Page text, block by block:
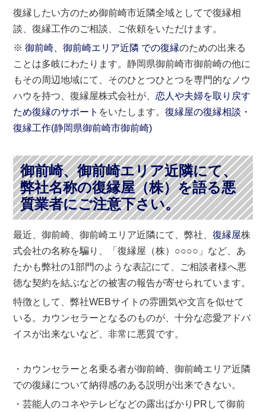
復縁したい方のため御前崎市近隣全域としてで復縁相
談、復縁工作のご相談、ご依頼をいただけます。
※御前崎、御前崎エリア近隣 での復縁のための出来る
ことは多岐にわたります。静岡県御前崎市御前崎の他に
もその周辺地域にて、そのひとつひとつを専門的なノウ
ハウを持つ、復縁屋株式会社が、恋人や夫婦を取り戻す
ため復縁のサポート をいたします。復縁屋の復縁相談・
復縁工作(静岡県御前崎市御前崎)
御前崎、御前崎エリア近隣にて、
弊社名称の復縁屋（株）を語る悪
質業者にご注意下さい。
最近、御前崎、御前崎エリア近隣にて、弊社、復縁屋株
式会社の名称を騙り、「復縁屋（株）○○○○」など、あ
たかも弊社の1部門のような表記にて、ご相談者様へ悪
徳な契約を結ぶなどの被害の報告が寄せられています。
特徴として、弊社WEBサイトの雰囲気や文言を似せて
いる。カウンセラーとなるのものが、十分な恋愛アドバ
イスが出来ないなど、非常に悪質です。
・カウンセラーと名乗る者が御前崎、御前崎エリア近隣
での復縁について納得感のある説明が出来できない。
・芸能人のコネやテレビなどの露出ばかりPRして御前